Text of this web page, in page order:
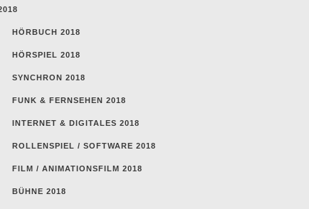
HÖRBUCH 2018
HÖRSPIEL 2018
SYNCHRON 2018
FUNK & FERNSEHEN 2018
INTERNET & DIGITALES 2018
ROLLENSPIEL / SOFTWARE 2018
FILM / ANIMATIONSFILM 2018
BÜHNE 2018